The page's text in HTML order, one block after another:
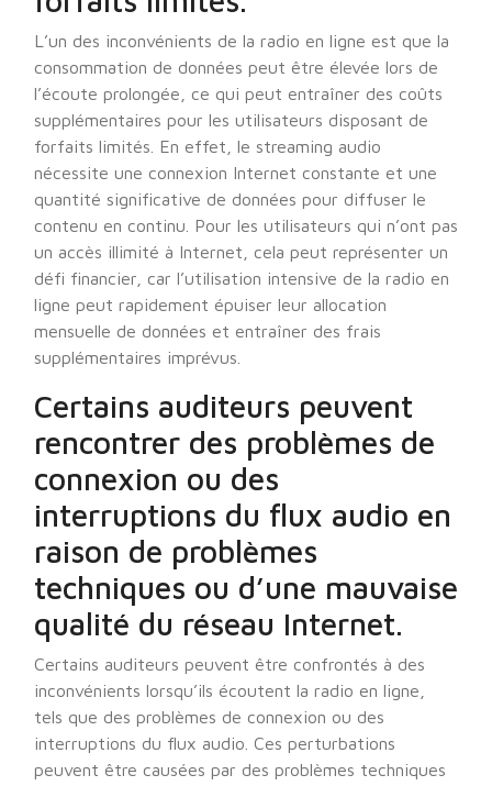
L’un des inconvénients de la radio en ligne est que la
consommation de données peut être élevée lors de
l’écoute prolongée, ce qui peut entraîner des coûts
supplémentaires pour les utilisateurs disposant de
forfaits limités. En effet, le streaming audio
nécessite une connexion Internet constante et une
quantité significative de données pour diffuser le
contenu en continu. Pour les utilisateurs qui n’ont pas
un accès illimité à Internet, cela peut représenter un
défi financier, car l’utilisation intensive de la radio en
ligne peut rapidement épuiser leur allocation
mensuelle de données et entraîner des frais
supplémentaires imprévus.
Certains auditeurs peuvent
rencontrer des problèmes de
connexion ou des
interruptions du flux audio en
raison de problèmes
techniques ou d’une mauvaise
qualité du réseau Internet.
Certains auditeurs peuvent être confrontés à des
inconvénients lorsqu’ils écoutent la radio en ligne,
tels que des problèmes de connexion ou des
interruptions du flux audio. Ces perturbations
peuvent être causées par des problèmes techniques